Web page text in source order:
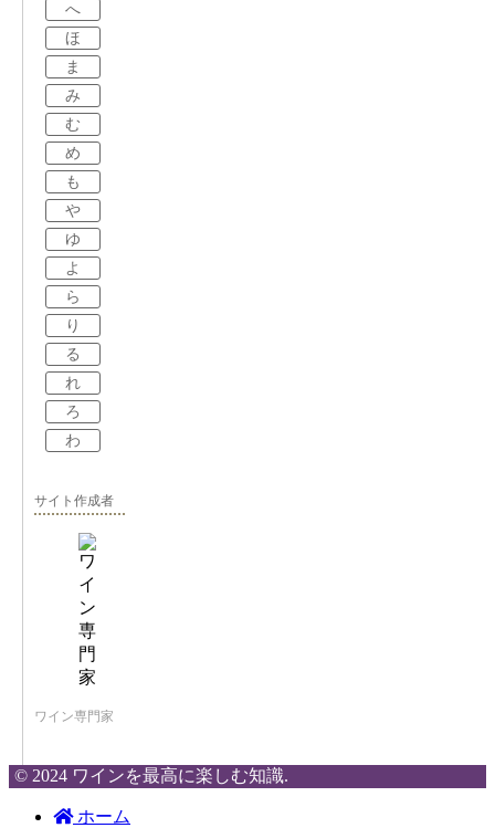
へ
ほ
ま
み
む
め
も
や
ゆ
よ
ら
り
る
れ
ろ
わ
サイト作成者
ワイン専門家
© 2024 ワインを最高に楽しむ知識.
ホーム